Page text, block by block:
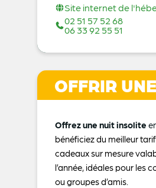
Site internet de
02 51 57 52 68
06 33 92 55 51
OFFRIR
Offrez une nuit insolite
bénéficiez du meilleur
cadeaux sur mesure
l’année, idéales pour les
ou groupes d’amis.